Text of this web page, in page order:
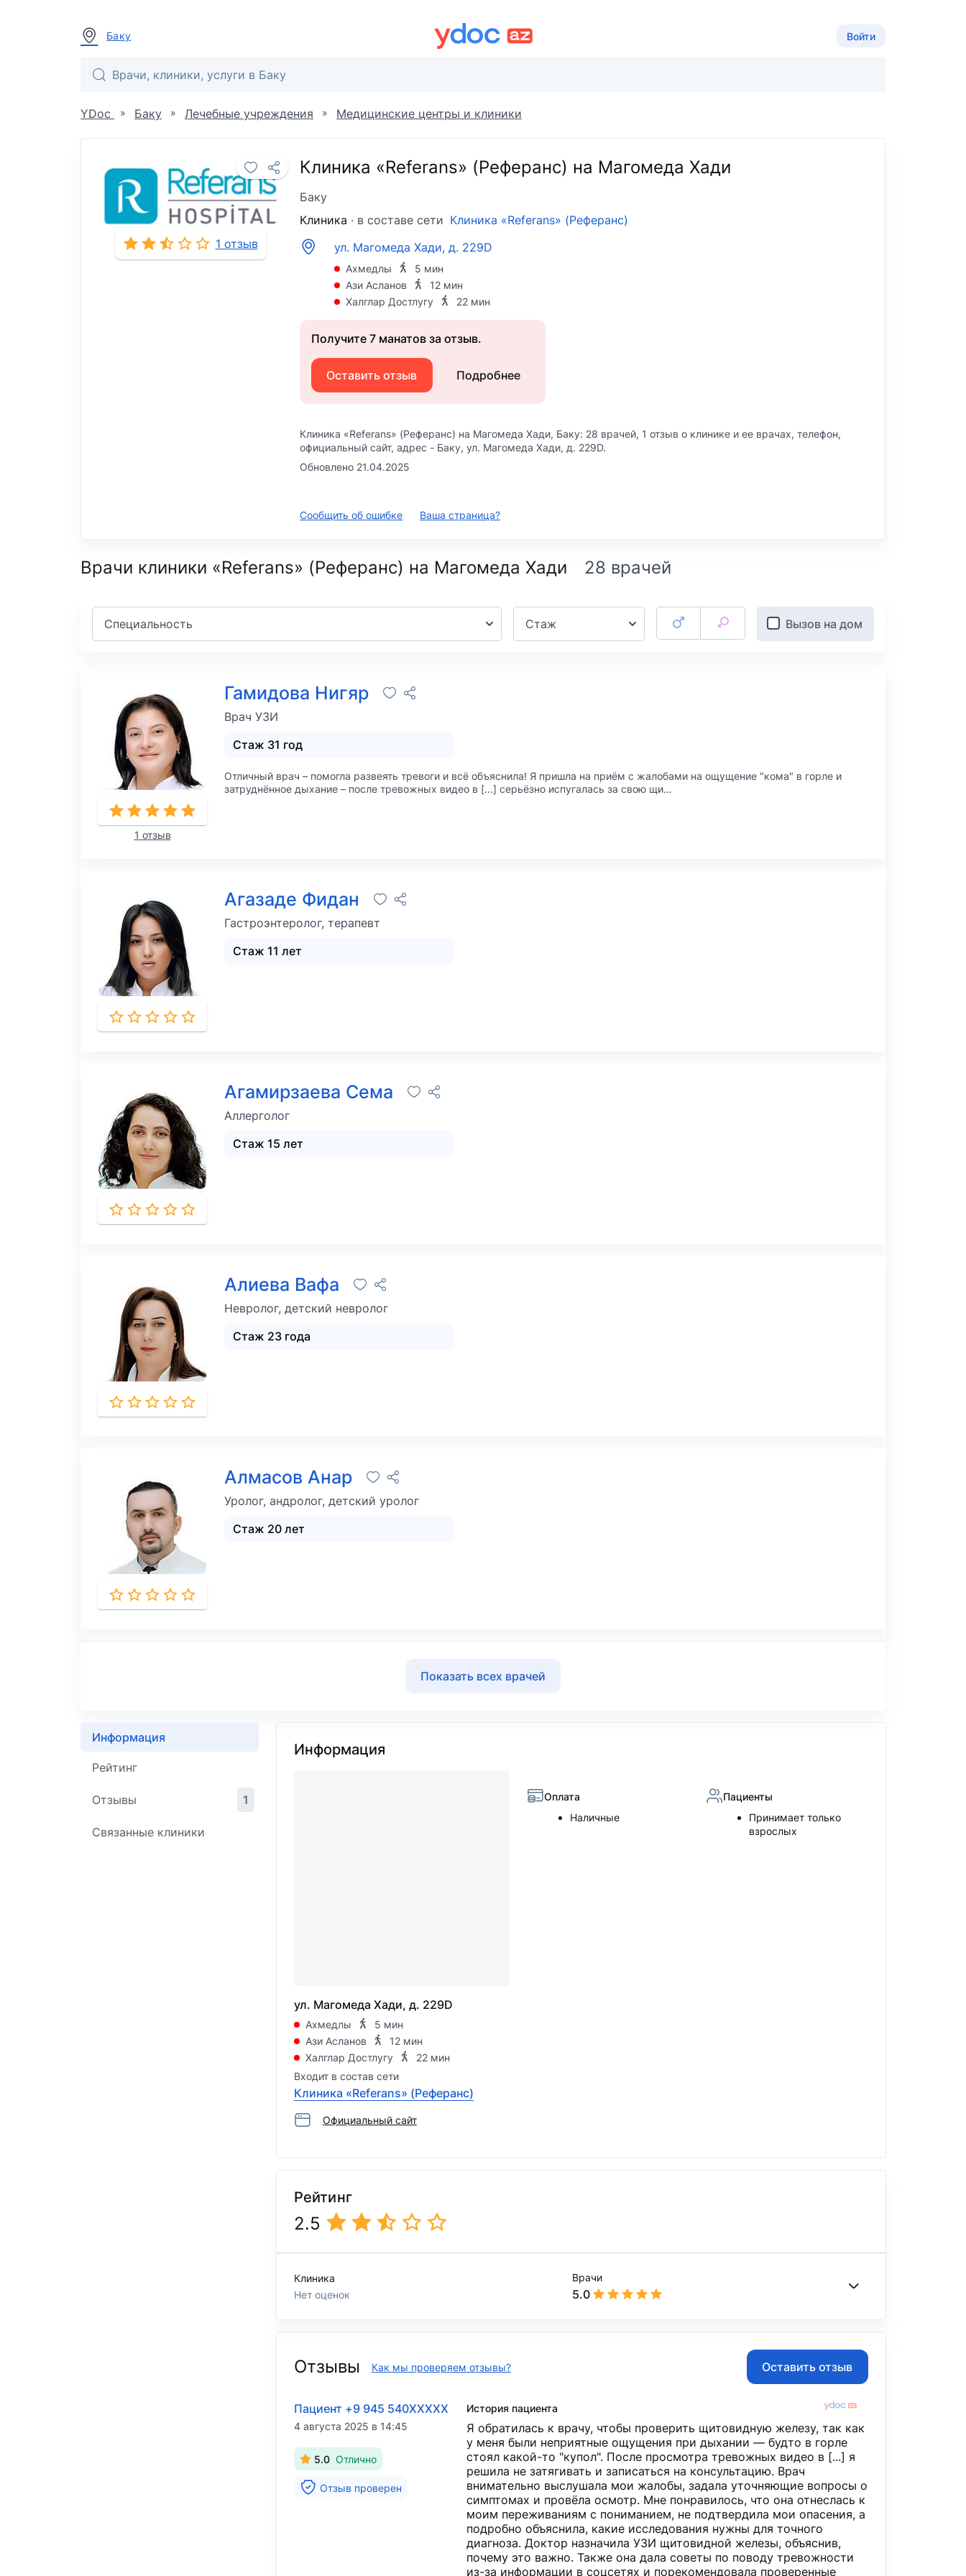
Баку Войти
YDoc » Баку » Лечебные учреждения » Медицинские центры и клиники
1 отзыв
Клиника «Referans» (Реферанс) на Магомеда Хади
Баку
Клиника · в составе сети Клиника «Referans» (Реферанс)
ул. Магомеда Хади, д. 229D
Ахмедлы
5 мин
Ази Асланов
12 мин
Халглар Достлугу
22 мин
Получите 7 манатов за отзыв.
Оставить отзыв Подробнее
Клиника «Referans» (Реферанс) на Магомеда Хади, Баку: 28 врачей, 1 отзыв о клинике и ее врачах, телефон,
официальный сайт, адрес - Баку, ул. Магомеда Хади, д. 229D.
Обновлено 21.04.2025
Сообщить об ошибке Ваша страница?
Врачи клиники «Referans» (Реферанс) на Магомеда Хади
Специальность Стаж Вызов на дом
1 отзыв
Гамидова Нигяр
Врач УЗИ
Стаж 31 год
Отличный врач – помогла развеять тревоги и всё объяснила! Я пришла на приём с жалобами на ощущение "кома" в горле и
затруднённое дыхание – после тревожных видео в [...] серьёзно испугалась за свою щи…
Агазаде Фидан
Гастроэнтеролог, терапевт
Стаж 11 лет
Агамирзаева Сема
Аллерголог
Стаж 15 лет
Алиева Вафа
Невролог, детский невролог
Стаж 23 года
Алмасов Анар
Уролог, андролог, детский уролог
Стаж 20 лет
Показать всех врачей
Информация
Рейтинг
Отзывы 1
Связанные клиники
Информация
ул. Магомеда Хади, д. 229D
Ахмедлы
5 мин
Ази Асланов
12 мин
Халглар Достлугу
22 мин
Входит в состав сети
Клиника «Referans» (Реферанс)
Официальный сайт
Оплата
Наличные
Пациенты
Принимает только
взрослых
Рейтинг
2.5
Клиника
Нет оценок
Врачи
5.0
Отзывы Как мы проверяем отзывы? Оставить отзыв
Пациент +9 945 540XXXXX
4 августа 2025 в 14:45
5.0 Отлично
Отзыв проверен
История пациента
Я обратилась к врачу, чтобы проверить щитовидную железу, так как
у меня были неприятные ощущения при дыхании — будто в горле
стоял какой-то "купол". После просмотра тревожных видео в [...] я
решила не затягивать и записаться на консультацию. Врач
внимательно выслушала мои жалобы, задала уточняющие вопросы о
симптомах и провёла осмотр. Мне понравилось, что она отнеслась к
моим переживаниям с пониманием, не подтвердила мои опасения, а
подробно объяснила, какие исследования нужны для точного
диагноза. Доктор назначила УЗИ щитовидной железы, объяснив,
почему это важно. Также она дала советы по поводу тревожности
из-за информации в соцсетях и порекомендовала проверенные